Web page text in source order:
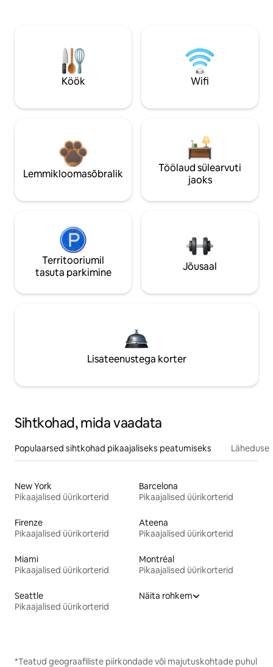
Köök Wifi
Lemmikloomasõbralik
Töölaud sülearvuti
jaoks
Territooriumil
tasuta parkimine
Jõusaal
Lisateenustega korter
Sihtkohad, mida vaadata
Populaarsed sihtkohad pikaajaliseks peatumiseks
New York
Pikaajalised üürikorterid
Barcelona
Pikaajalised üürikorterid
Firenze
Pikaajalised üürikorterid
Ateena
Pikaajalised üürikorterid
Miami
Pikaajalised üürikorterid
Montréal
Pikaajalised üürikorterid
Seattle
Pikaajalised üürikorterid
Näita rohkem
*Teatud geograafiliste piirkondade või majutuskohtade puhul